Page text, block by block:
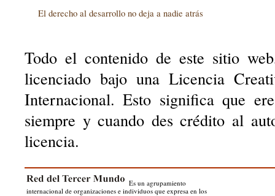
El derecho al desarrollo no deja a nadie atrás
Todo el contenido de este sitio
licenciado bajo una Licencia
Internacional. Esto significa que
siempre y cuando des crédito al
licencia.
Es un agrupamiento
internacional de organizaciones e individuos que expresa en los